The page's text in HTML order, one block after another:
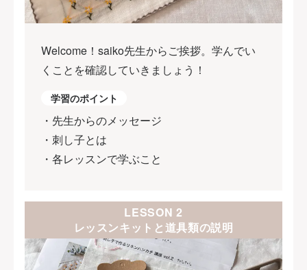
Welcome！saiko先生からご挨拶。学んでい
くことを確認していきましょう！
学習のポイント
・先生からのメッセージ
・刺し子とは
・各レッスンで学ぶこと
LESSON 2
レッスンキットと道具類の説明